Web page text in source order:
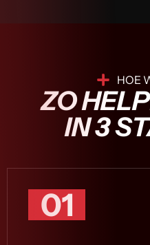
HOE
ZO
IN 3
01